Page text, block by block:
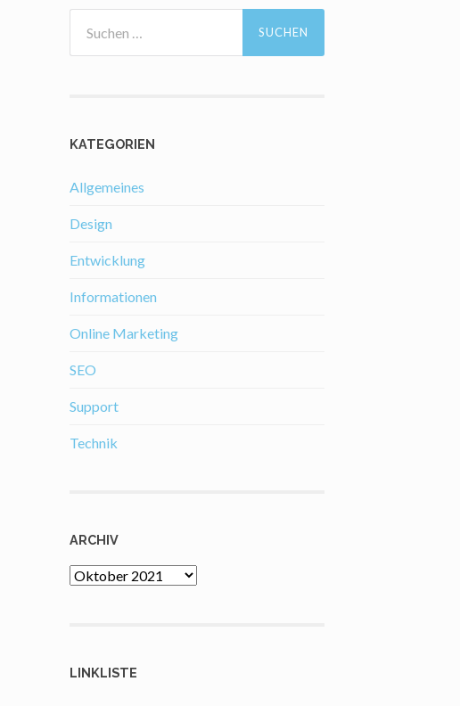
nach:
KATEGORIEN
Allgemeines
Design
Entwicklung
Informationen
Online Marketing
SEO
Support
Technik
ARCHIV
Archiv
LINKLISTE